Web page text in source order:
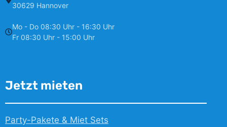
30629 Hannover
Mo - Do 08:30 Uhr - 16:30 Uhr
Fr 08:30 Uhr - 15:00 Uhr
Jetzt mieten
Party-Pakete & Miet Sets